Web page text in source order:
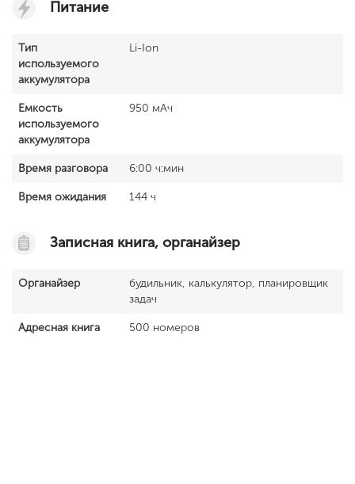
Питание
Тип
используемого
аккумулятора
Li-Ion
Емкость
используемого
аккумулятора
950 мАч
Время разговора 6:00 ч:мин
Время ожидания 144 ч
Записная книга, органайзер
Органайзер
будильник, калькулятор, планировщик
задач
Адресная книга 500 номеров